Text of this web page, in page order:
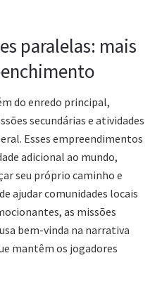
paralelas: mais
do enredo principal,
secundárias e atividades
Esses empreendimentos
adicional ao mundo,
seu próprio caminho e
ajudar comunidades locais
as missões
bem-vinda na narrativa
mantêm os jogadores